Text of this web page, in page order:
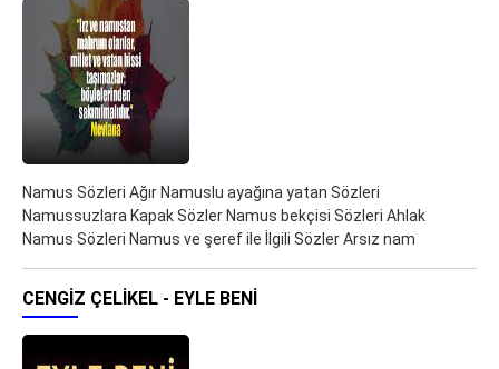
Namus Sözleri Ağır Namuslu ayağına yatan Sözleri
Namussuzlara Kapak Sözler Namus bekçisi Sözleri Ahlak
Namus Sözleri Namus ve şeref ile İlgili Sözler Arsız nam
CENGIZ ÇELIKEL - EYLE BENI